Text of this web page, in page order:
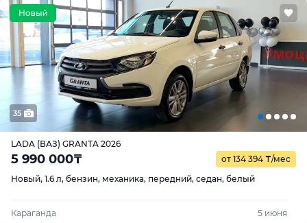
35
LADA (ВАЗ) GRANTA 2026
5 990 000₸ от 134 394 ₸/мес
Новый, 1.6 л, бензин, механика, передний, седан, белый
Караганда 5 июня